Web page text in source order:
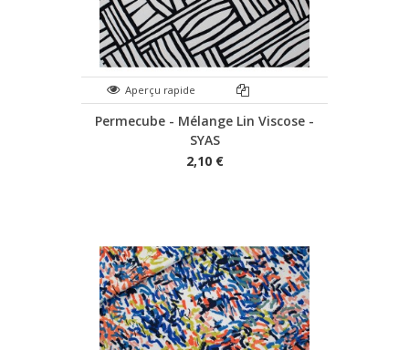
Aperçu rapide
Permecube - Mélange Lin Viscose -
SYAS
2,10 €